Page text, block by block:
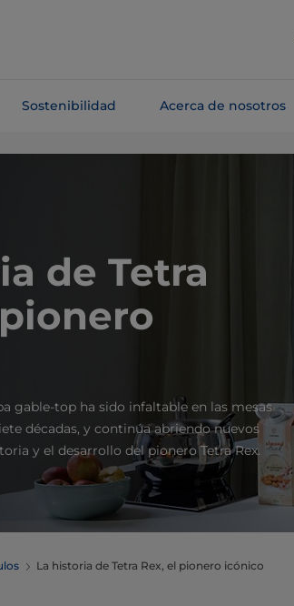
Sostenibilidad Acerca de nosotros
de Tetra
gable-top ha sido infaltable en las mesas
décadas, y continúa abriendo nuevos
y el desarrollo del pionero Tetra Rex.
La historia de Tetra Rex, el pionero icónico